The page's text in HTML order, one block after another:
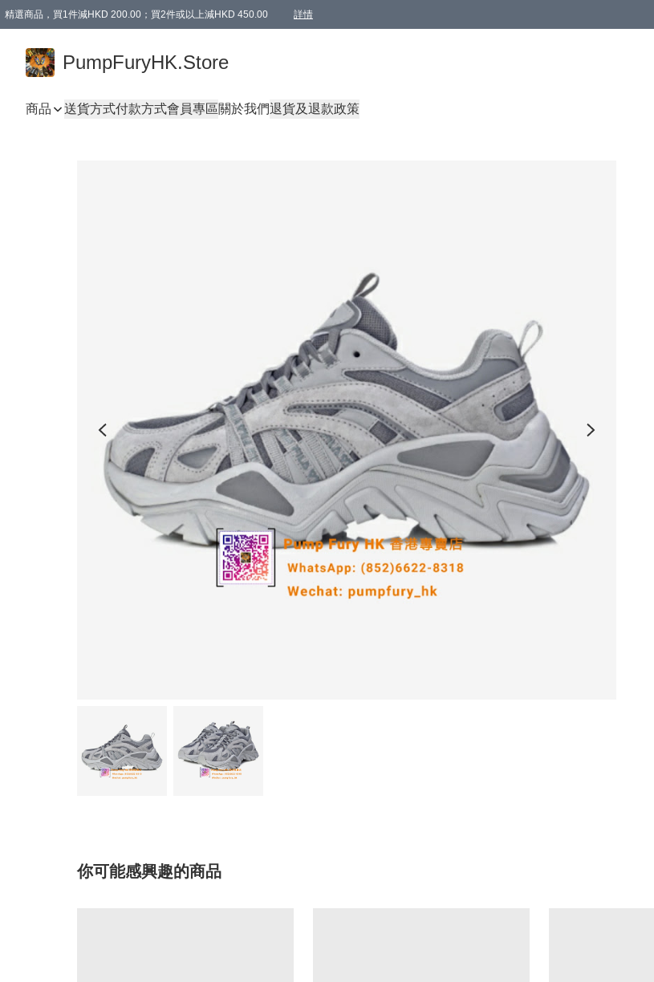
精選商品，買1件減HKD 200.00；買2件或以上減HKD 450.00 詳情
PumpFuryHK.Store
商品 送貨方式付款方式會員專區關於我們退貨及退款政策
你可能感興趣的商品